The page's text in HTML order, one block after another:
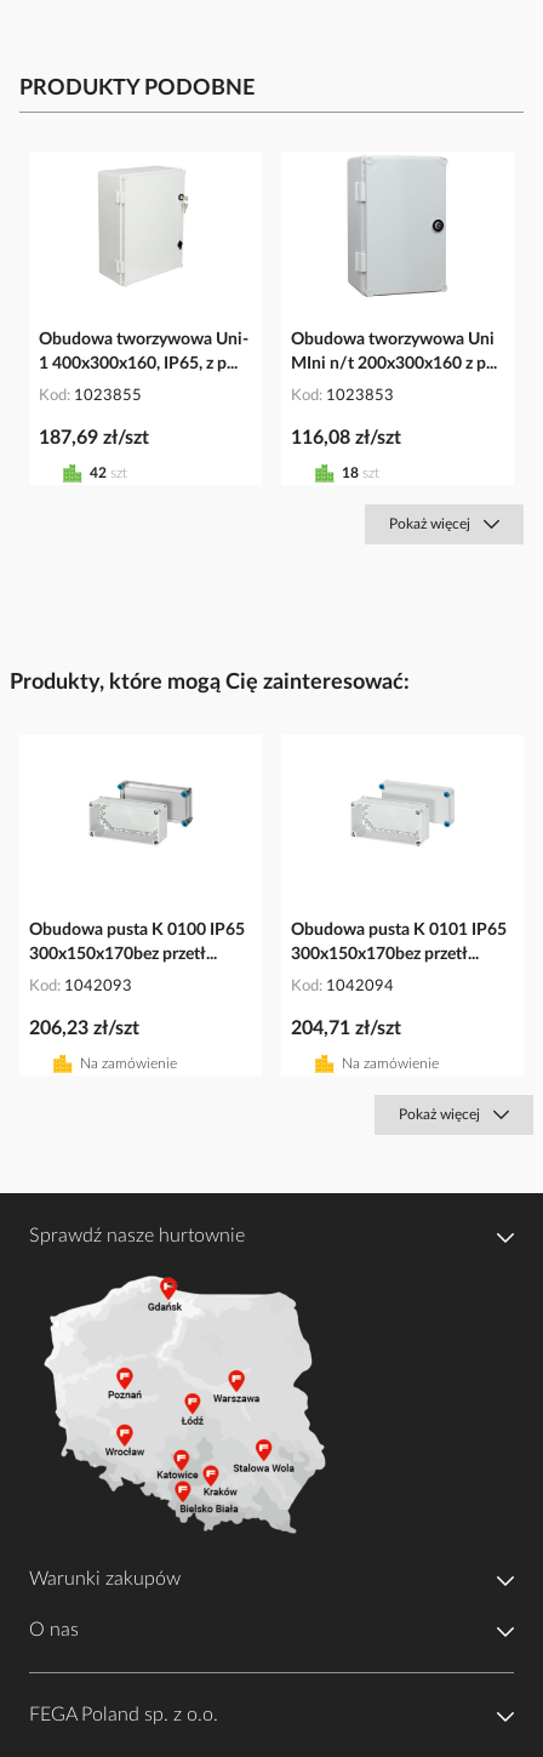
PRODUKTY PODOBNE
Obudowa tworzywowa Uni-
1 400x300x160, IP65, z p...
Kod 1023855
187,69 zł/szt
42 szt
Obudowa tworzywowa Uni
MIni n/t 200x300x160 z p...
Kod 1023853
116,08 zł/szt
18 szt
Pokaż więcej
Produkty, które mogą Cię zainteresować:
Obudowa pusta K 0100 IP65
300x150x170bez przetł...
Kod 1042093
206,23 zł/szt
Na zamówienie
Obudowa pusta K 0101 IP65
300x150x170bez przetł...
Kod 1042094
204,71 zł/szt
Na zamówienie
Pokaż więcej
Sprawdź nasze hurtownie
Warunki zakupów
O nas
FEGA Poland sp. z o.o.